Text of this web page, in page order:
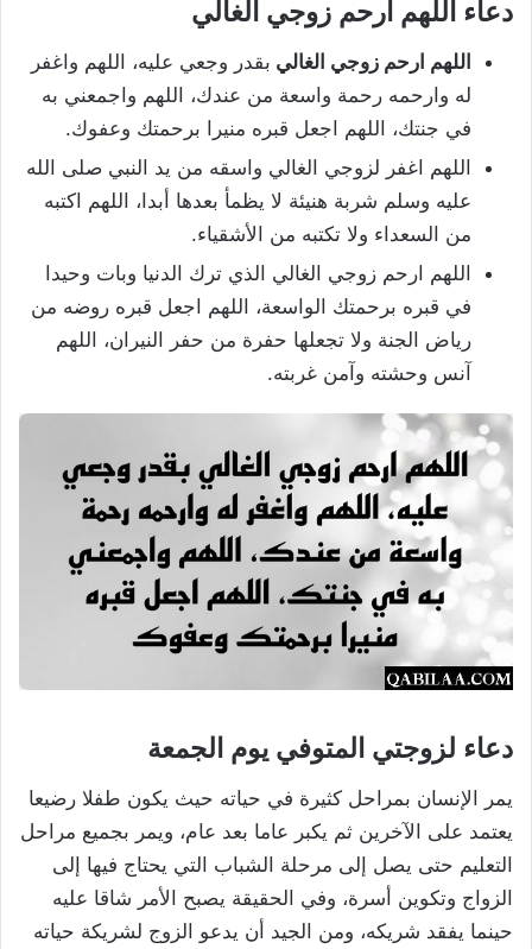
دعاء اللهم ارحم زوجي الغالي
اللهم ارحم زوجي الغالي بقدر وجعي عليه، اللهم واغفر
له وارحمه رحمة واسعة من عندك، اللهم واجمعني به
في جنتك، اللهم اجعل قبره منيرا برحمتك وعفوك.
اللهم اغفر لزوجي الغالي واسقه من يد النبي صلى الله
عليه وسلم شربة هنيئة لا يظمأ بعدها أبدا، اللهم اكتبه
من السعداء ولا تكتبه من الأشقياء.
اللهم ارحم زوجي الغالي الذي ترك الدنيا وبات وحيدا
في قبره برحمتك الواسعة، اللهم اجعل قبره روضه من
رياض الجنة ولا تجعلها حفرة من حفر النيران، اللهم
آنس وحشته وآمن غربته.
دعاء لزوجتي المتوفي يوم الجمعة
يمر الإنسان بمراحل كثيرة في حياته حيث يكون طفلا رضيعا
يعتمد على الآخرين ثم يكبر عاما بعد عام، ويمر بجميع مراحل
التعليم حتى يصل إلى مرحلة الشباب التي يحتاج فيها إلى
الزواج وتكوين أسرة، وفي الحقيقة يصبح الأمر شاقا عليه
حينما يفقد شريكه، ومن الجيد أن يدعو الزوج لشريكة حياته